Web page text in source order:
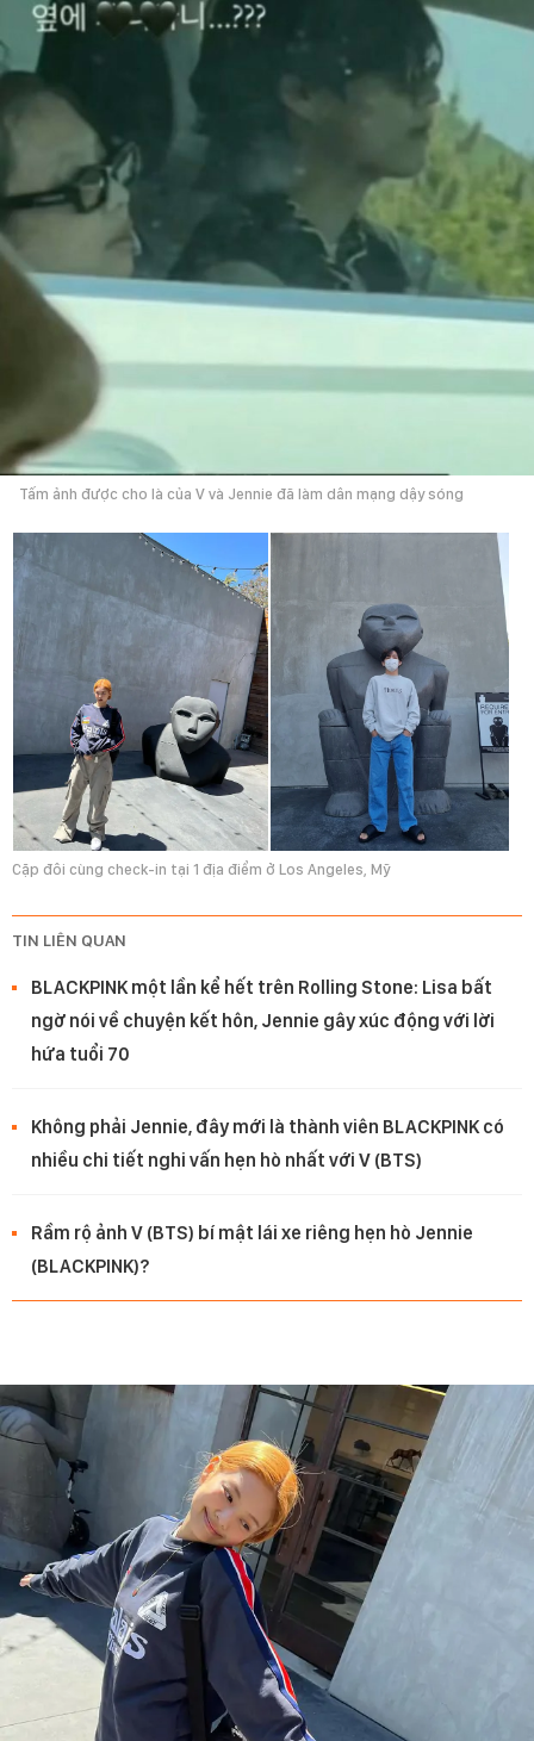
Tấm ảnh được cho là của V và Jennie đã làm dân mạng dậy sóng
Cặp đôi cùng check-in tại 1 địa điểm ở Los Angeles, Mỹ
TIN LIÊN QUAN
BLACKPINK một lần kể hết trên Rolling Stone: Lisa bất
ngờ nói về chuyện kết hôn, Jennie gây xúc động với lời
hứa tuổi 70
Không phải Jennie, đây mới là thành viên BLACKPINK có
nhiều chi tiết nghi vấn hẹn hò nhất với V (BTS)
Rầm rộ ảnh V (BTS) bí mật lái xe riêng hẹn hò Jennie
(BLACKPINK)?